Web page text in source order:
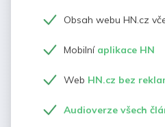
Obsah webu HN.cz
Mobilní aplikace HN
Web HN.cz bez
Audioverze všech